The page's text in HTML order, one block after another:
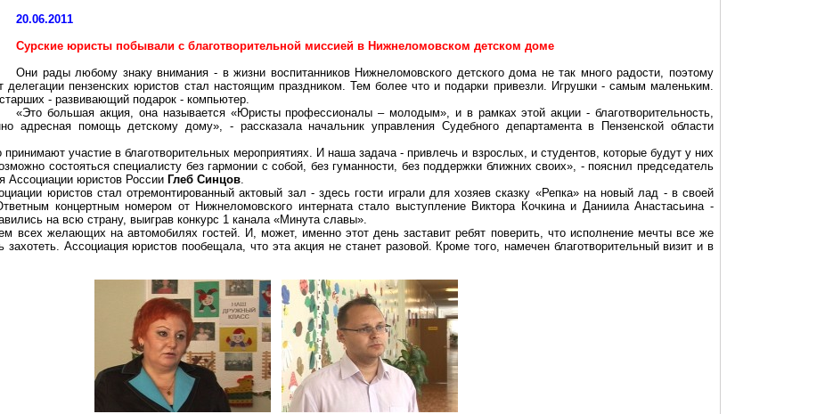
20.06.2011
Сурские юристы побывали с благотворительной миссией в Нижнеломовском детском доме
Они рады любому знаку внимания - в жизни воспитанников Нижнеломовского детского дома не так много радости, поэтому
делегации пензенских юристов стал настоящим праздником. Тем более что и подарки привезли. Игрушки - самым маленьким.
- развивающий подарок - компьютер.
«Это большая акция, она называется «Юристы профессионалы – молодым», и в рамках этой акции - благотворительность,
адресная помощь детскому дому», - рассказала начальник управления Судебного департамента в Пензенской области
участие в благотворительных мероприятиях. И наша задача - привлечь и взрослых, и студентов, которые будут у них
состояться специалисту без гармонии с собой, без гуманности, без поддержки ближних своих», - пояснил председатель
Ассоциации юристов России Глеб Синцов.
юристов стал отремонтированный актовый зал - здесь гости играли для хозяев сказку «Репка» на новый лад - в своей
концертным номером от Нижнеломовского интерната стало выступление Виктора Кочкинаи Даниила Анастасьина -
на всю страну, выиграв конкурс 1 канала «Минута славы».
всех желающих на автомобилях гостей. И, может, именно этот день заставит ребят поверить, что исполнение мечты все же
Ассоциация юристов пообещала, что эта акция не станет разовой. Кроме того, намечен благотворительный визит и в